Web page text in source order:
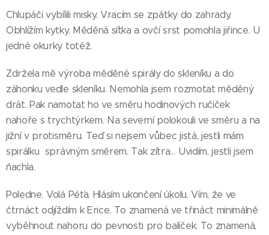
Chlupáči vybílili misky. Vracím se zpátky do zahrady.
Obhlížím kytky. Měděná sí´tka a ovčí srst pomohla jiřince. U
jedné okurky totéž.
Zdržela mě výroba měděné spirály do skleníku a do
záhonku vedle skleníku. Nemohla jsem rozmotat měděný
drát. Pak namotat ho ve směru hodinových ručiček
nahoře s trychtýrkem. Na severní polokouli ve směru a na
jižní v protisměru. Teď si nejsem vůbec jistá, jestli mám
spirálku správným směrem. Tak zítra… Uvidím, jestli jsem
ňachla.
Poledne. Volá Péťa. Hlásím ukončení úkolu. Vím, že ve
čtrnáct odjíždím k Erice. To znamená ve třináct minimálně
vyběhnout nahoru do pevnosti pro balíček. To znamená,